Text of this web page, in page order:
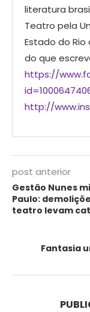
literatura
Teatro pela
Estado do Rio
do que
https://
http://
post anterior
Gestão Nunes
Paulo:
teatro levam
Fantasia